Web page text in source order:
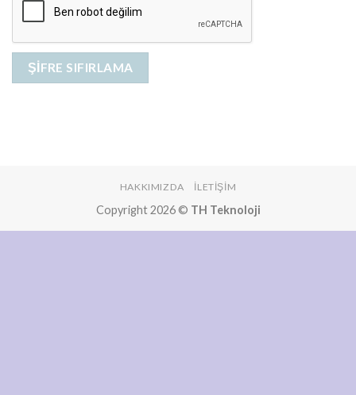
ŞIFRE SIFIRLAMA
HAKKIMIZDA İLETIŞIM
Copyright 2026 © TH Teknoloji